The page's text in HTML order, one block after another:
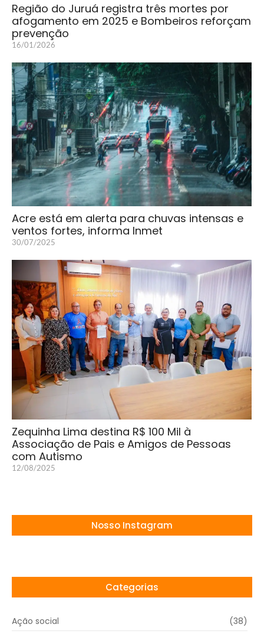
Região do Juruá registra três mortes por
afogamento em 2025 e Bombeiros reforçam
prevenção
16/01/2026
Acre está em alerta para chuvas intensas e
ventos fortes, informa Inmet
30/07/2025
Zequinha Lima destina R$ 100 Mil à
Associação de Pais e Amigos de Pessoas
com Autismo
12/08/2025
Nosso Instagram
Categorias
Ação social
(38)